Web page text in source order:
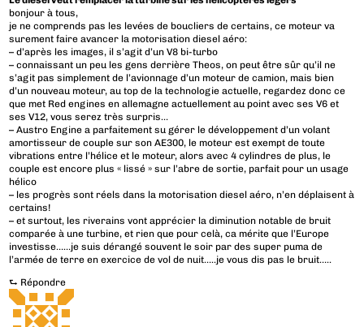
bonjour à tous,
je ne comprends pas les levées de boucliers de certains, ce moteur va
surement faire avancer la motorisation diesel aéro:
– d’après les images, il s’agit d’un V8 bi-turbo
– connaissant un peu les gens derrière Theos, on peut être sûr qu’il ne
s’agit pas simplement de l’avionnage d’un moteur de camion, mais bien
d’un nouveau moteur, au top de la technologie actuelle, regardez donc ce
que met Red engines en allemagne actuellement au point avec ses V6 et
ses V12, vous serez très surpris…
– Austro Engine a parfaitement su gérer le développement d’un volant
amortisseur de couple sur son AE300, le moteur est exempt de toute
vibrations entre l’hélice et le moteur, alors avec 4 cylindres de plus, le
couple est encore plus « lissé » sur l’abre de sortie, parfait pour un usage
hélico
– les progrès sont réels dans la motorisation diesel aéro, n’en déplaisent à
certains!
– et surtout, les riverains vont apprécier la diminution notable de bruit
comparée à une turbine, et rien que pour celà, ca mérite que l’Europe
investisse……je suis dérangé souvent le soir par des super puma de
l’armée de terre en exercice de vol de nuit…..je vous dis pas le bruit…..
⮑ Répondre